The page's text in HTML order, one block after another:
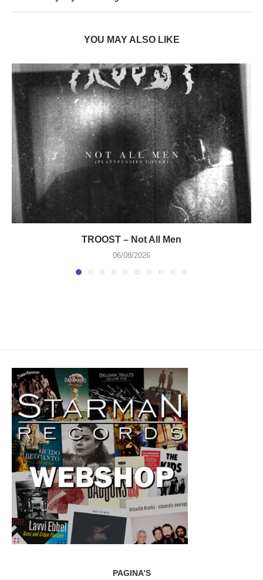
YOU MAY ALSO LIKE
TROOST – Not All Men
06/08/2026
PAGINA’S